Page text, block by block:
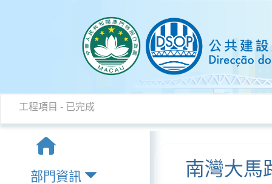
工程項目 - 已完成
部門資訊 南灣大馬